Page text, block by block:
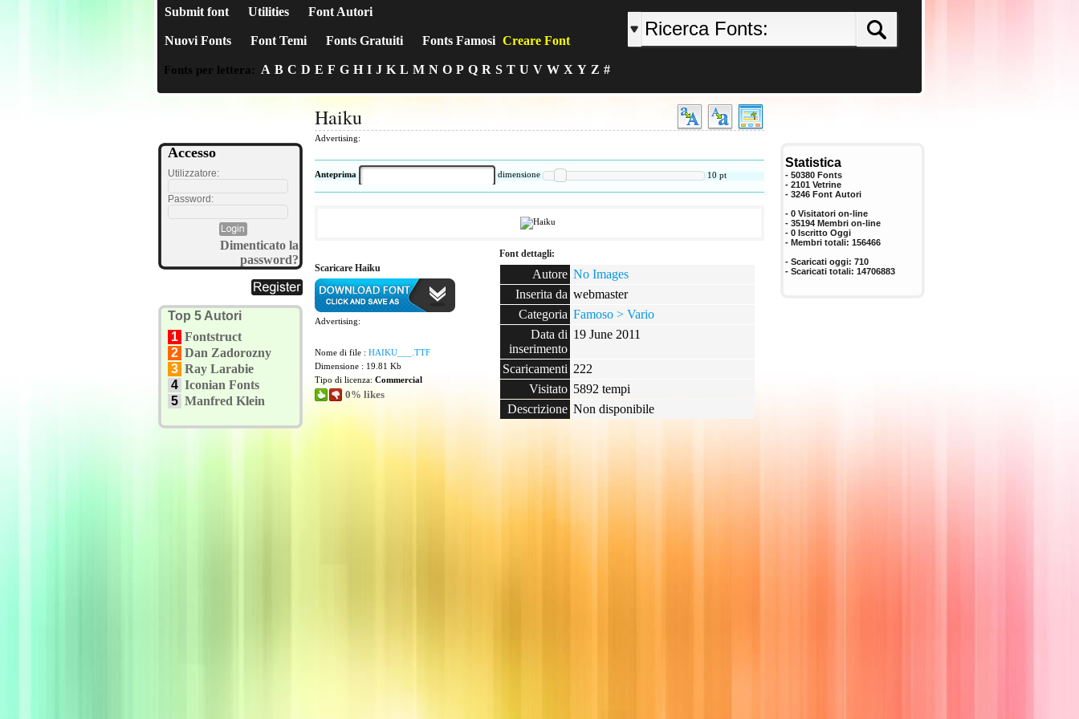
Submit font Utilities Font Autori
Nuovi Fonts Font Temi Fonts Gratuiti Fonts Famosi Creare Font
Fonts per lettera: A B C D E F G H I J K L M N O P Q R S T U V W X Y Z #
Accesso
Utilizzatore:
Password:
Dimenticato la
password?
Top 5 Autori
1 Fontstruct
2 Dan Zadorozny
3 Ray Larabie
4 Iconian Fonts
5 Manfred Klein
Haiku
Advertising:
Anteprima dimensione 10 pt
Scaricare Haiku
Advertising:
Nome di file : HAIKU___.TTF
Dimensione : 19.81 Kb
Tipo di licenza: Commercial
0% likes
Font dettagli:
Autore No Images
Inserita da webmaster
Categoria Famoso > Vario
Data di
inserimento
19 June 2011
Scaricamenti 222
Visitato 5892 tempi
Descrizione Non disponibile
Statistica
- 50380 Fonts
- 2101 Vetrine
- 3246 Font Autori
- 0 Visitatori on-line
- 35194 Membri on-line
- 0 Iscritto Oggi
- Membri totali: 156466
- Scaricati oggi: 710
- Scaricati totali: 14706883